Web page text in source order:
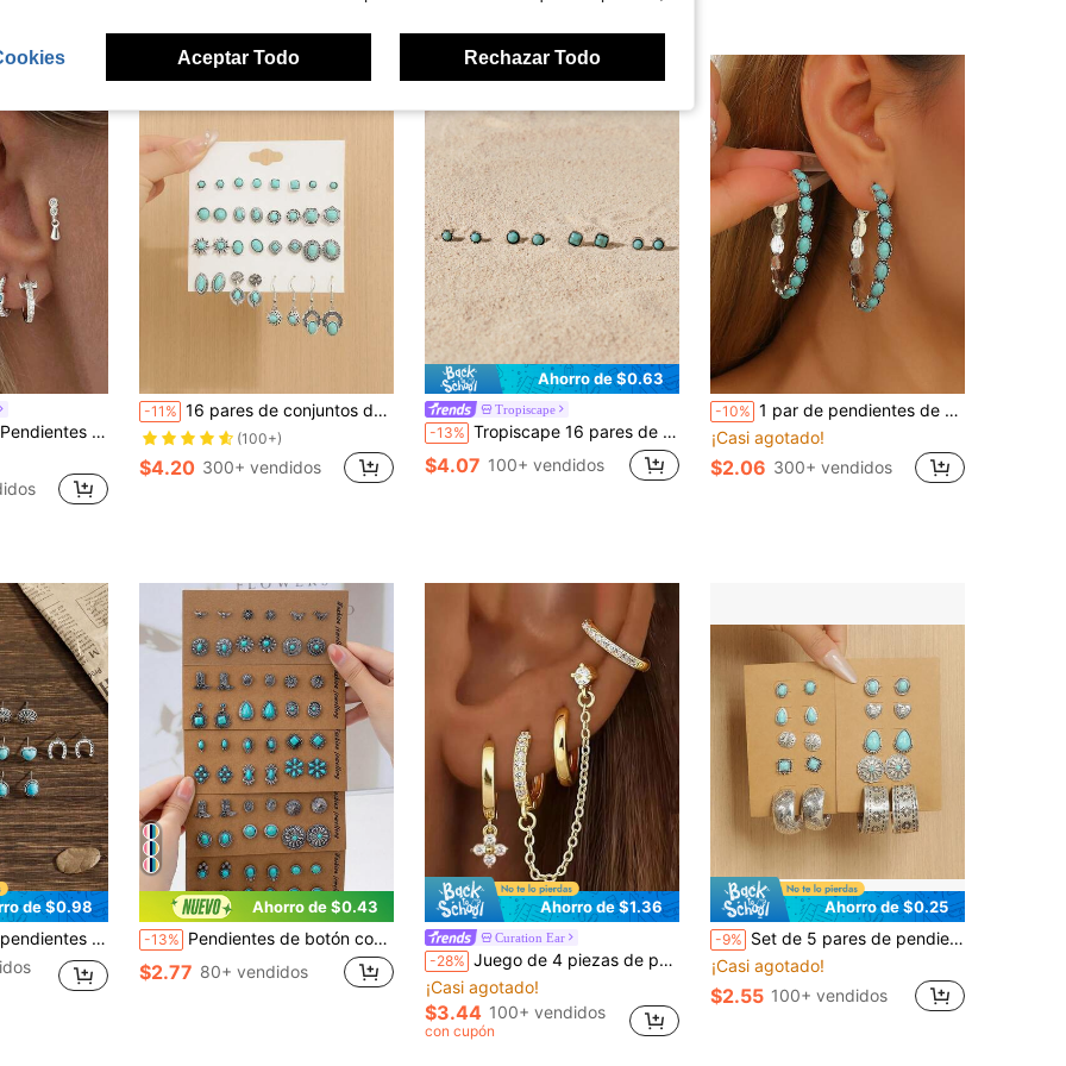
solo lado, conjunto elegante minimalista, adecuado para citas de mujeres, fiestas, uso diario
-11% 16 pares de conjuntos de aretes de botón y aretes colgantes geométricos de turquesa, joyas de estilo bohemio para mujeres
(100+)
$4.20 300+ vendidos
Ahorro de $0.63
Tropiscape
-13% Tropiscape 16 pares de aretes de tuerca y aretes colgantes geométricos de turquesa, joyas de estilo bohemio para mujeres Cottagecore, atuendo de verano
$4.07 100+ vendidos
-10% 1 par de pendientes de aro ovalados grandes de metal, estilo occidental vintage, declaración bohemia delicada, pendientes de vaquera para mujeres y niñas, regalo
¡Casi agotado!
$2.06 300+ vendidos
de $0.98
vaquero, bota vaquera, cabeza de toro, corazón, cuadrado y lágrima, para uso diario
Ahorro de $0.43
-13% Pendientes de botón con múltiples elementos de estilo vaquero vintage occidental, sombrero/botas/toro/caballo/corazón con turquesa artificial, conjunto de pendientes encantadores para mujer, adecuados para uso diario/reuniones/fiestas/vacaciones en múltiples escenarios
$2.77 80+ vendidos
Ahorro de $1.36
Curation Ear
-28% Juego de 4 piezas de pendientes redondos para mujer chapados en oro de 18K con circonita brillante, pendientes de botón con cadena de borla de moda única, clips de oreja de perforación falsa, regalo para vestirse en días festivos
¡Casi agotado!
$3.44 100+ vendidos
con cupón
Ahorro de $0.25
-9% Set de 5 pares de pendientes de aro con concha decorativa de plata antigua y piedra de turquesa para mujeres
¡Casi agotado!
$2.55 100+ vendidos
Aceptar Todo Rechazar Todo